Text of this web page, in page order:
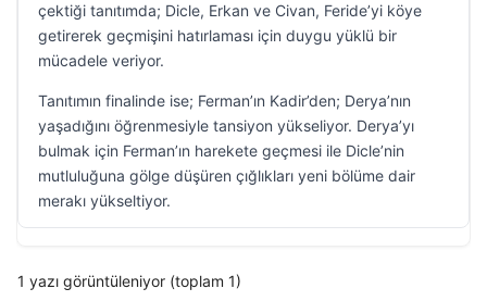
çektiği tanıtımda; Dicle, Erkan ve Civan, Feride’yi köye
getirerek geçmişini hatırlaması için duygu yüklü bir
mücadele veriyor.
Tanıtımın finalinde ise; Ferman’ın Kadir’den; Derya’nın
yaşadığını öğrenmesiyle tansiyon yükseliyor. Derya’yı
bulmak için Ferman’ın harekete geçmesi ile Dicle’nin
mutluluğuna gölge düşüren çığlıkları yeni bölüme dair
merakı yükseltiyor.
1 yazı görüntüleniyor (toplam 1)